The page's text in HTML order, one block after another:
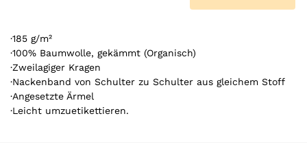
r
t
i
k
e
l
·185 g/m²
·100% Baumwolle, gekämmt (Organisch)
·Zweilagiger Kragen
·Nackenband von Schulter zu Schulter aus gleichem Stoff
·Angesetzte Ärmel
·Leicht umzuetikettieren.